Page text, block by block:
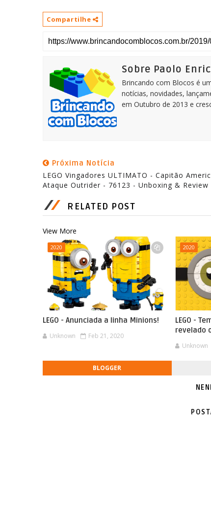
Compartilhe
Sobre Paolo
Brincando com Blocos é
notícias, novidades,
em Outubro de 2013 e
Próxima Notícia
LEGO Vingadores ULTIMATO - Capitão
Ataque Outrider - 76123 - Unboxing & Review
RELATED POST
View More
2020
LEGO - Anunciada a linha Minions!
Unknown Feb 21, 2020
2020
LEGO -
revelado
Unknown
BLOGGER